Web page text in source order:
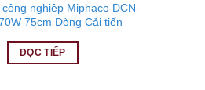
nghiệp Miphaco DCN-
75cm Dòng Cải tiến
ĐỌC TIẾP